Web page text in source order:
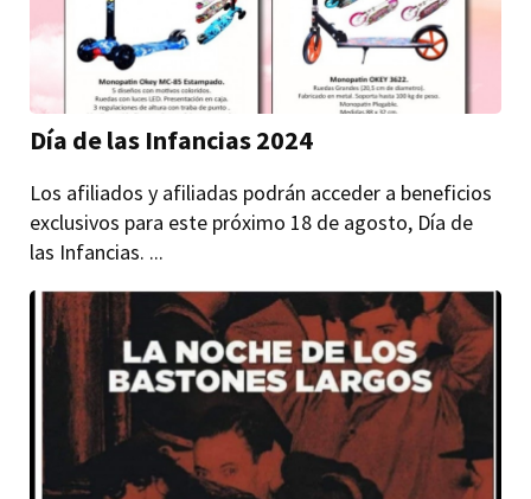
Día de las Infancias 2024
Los afiliados y afiliadas podrán acceder a beneficios
exclusivos para este próximo 18 de agosto, Día de
las Infancias. ...